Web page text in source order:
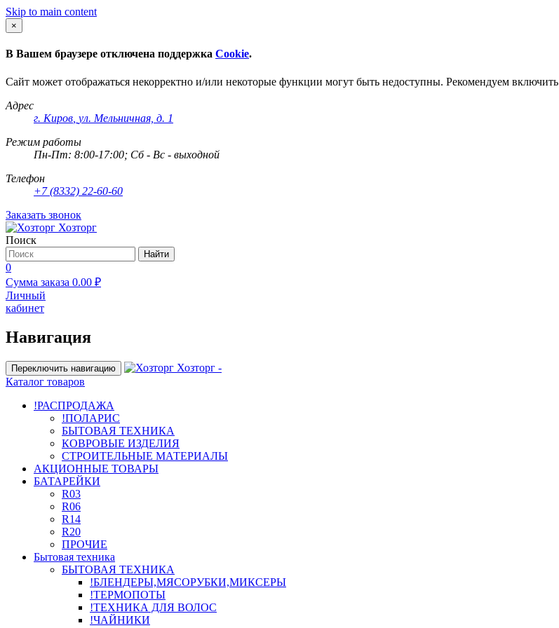
Skip to main content
×
В Вашем браузере отключена поддержка Cookie.
Сайт может отображаться некорректно и/или некоторые функции могут быть недоступны. Рекомендуем включить
Адрес
г. Киров ул. Мельничная, д. 1
Режим работы
Пн-Пт: 8:00-17:00; Сб - Вс - выходной
Телефон
+7 (8332) 22-60-60
Заказать звонок
Хозторг
Поиск
Найти
0
Сумма заказа 0.00 ₽
Личный
кабинет
Навигация
Переключить навигацию
Хозторг -
Каталог товаров
!РАСПРОДАЖА
!ПОЛАРИС
БЫТОВАЯ ТЕХНИКА
КОВРОВЫЕ ИЗДЕЛИЯ
СТРОИТЕЛЬНЫЕ МАТЕРИАЛЫ
АКЦИОННЫЕ ТОВАРЫ
БАТАРЕЙКИ
R03
R06
R14
R20
ПРОЧИЕ
Бытовая техника
БЫТОВАЯ ТЕХНИКА
!БЛЕНДЕРЫ,МЯСОРУБКИ,МИКСЕРЫ
!ТЕРМОПОТЫ
!ТЕХНИКА ДЛЯ ВОЛОС
!ЧАЙНИКИ